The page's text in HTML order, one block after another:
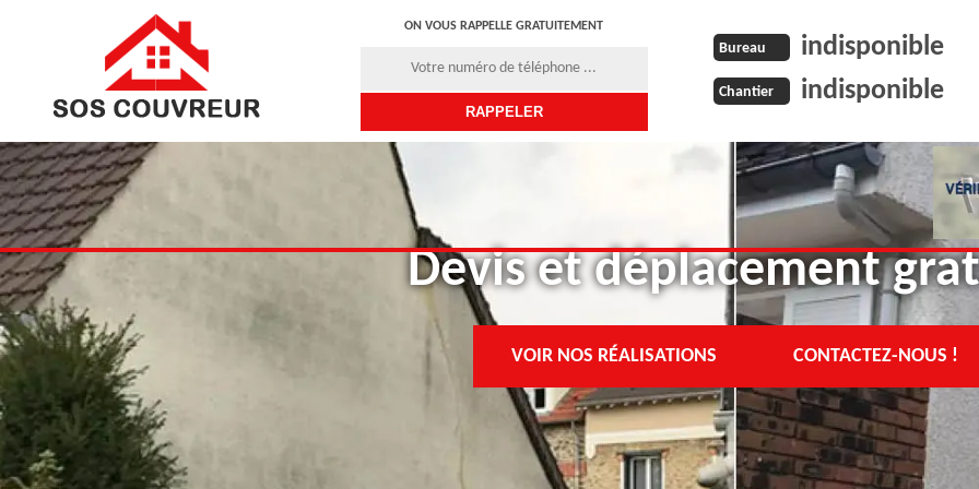
ON VOUS RAPPELLE GRATUITEMENT
Bureau indisponible
Chantier indisponible
Devis et déplacement
VOIR NOS RÉALISATIONS CONTACTEZ-NOUS !